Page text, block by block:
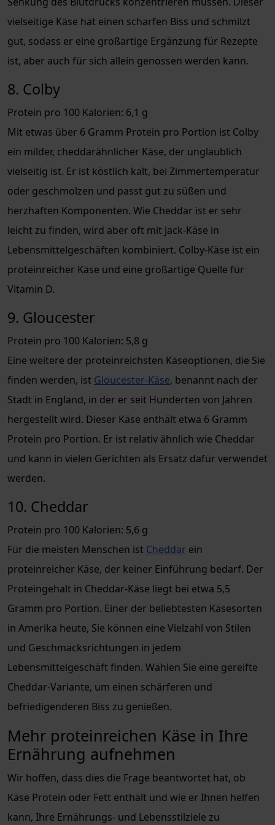
vielseitige Käse hat einen scharfen Biss und schmilzt
gut, sodass er eine großartige Ergänzung für Rezepte
ist, aber auch für sich allein genossen werden kann.
8. Colby
Protein pro 100 Kalorien: 6,1 g
Mit etwas über 6 Gramm Protein pro Portion ist Colby
ein milder, cheddarähnlicher Käse, der unglaublich
vielseitig ist. Er ist köstlich kalt, bei Zimmertemperatur
oder geschmolzen und passt gut zu süßen und
herzhaften Komponenten. Wie Cheddar ist er sehr
leicht zu finden, wird aber oft mit Jack-Käse in
Lebensmittelgeschäften kombiniert. Colby-Käse ist ein
proteinreicher Käse und eine großartige Quelle für
Vitamin D.
9. Gloucester
Protein pro 100 Kalorien: 5,8 g
Eine weitere der proteinreichsten Käseoptionen, die Sie
finden werden, ist Gloucester-Käse, benannt nach der
Stadt in England, in der er seit Hunderten von Jahren
hergestellt wird. Dieser Käse enthält etwa 6 Gramm
Protein pro Portion. Er ist relativ ähnlich wie Cheddar
und kann in vielen Gerichten als Ersatz dafür verwendet
werden.
10. Cheddar
Protein pro 100 Kalorien: 5,6 g
Für die meisten Menschen ist Cheddar ein
proteinreicher Käse, der keiner Einführung bedarf. Der
Proteingehalt in Cheddar-Käse liegt bei etwa 5,5
Gramm pro Portion. Einer der beliebtesten Käsesorten
in Amerika heute, Sie können eine Vielzahl von Stilen
und Geschmacksrichtungen in jedem
Lebensmittelgeschäft finden. Wählen Sie eine gereifte
Cheddar-Variante, um einen schärferen und
befriedigenderen Biss zu genießen.
Mehr proteinreichen Käse in Ihre
Ernährung aufnehmen
Wir hoffen, dass dies die Frage beantwortet hat, ob
Käse Protein oder Fett enthält und wie er Ihnen helfen
kann, Ihre Ernährungs- und Lebensstilziele zu